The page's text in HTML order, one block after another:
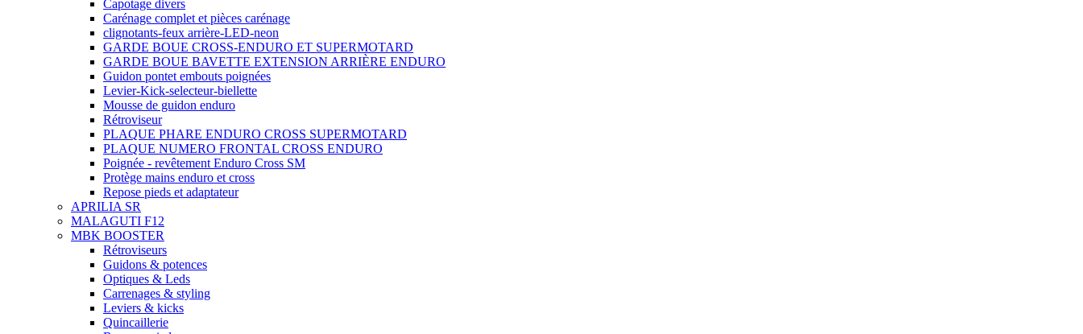
Capotage divers
Carénage complet et pièces carénage
clignotants-feux arrière-LED-neon
GARDE BOUE CROSS-ENDURO ET SUPERMOTARD
GARDE BOUE BAVETTE EXTENSION ARRIÈRE ENDURO
Guidon pontet embouts poignées
Levier-Kick-selecteur-biellette
Mousse de guidon enduro
Rétroviseur
PLAQUE PHARE ENDURO CROSS SUPERMOTARD
PLAQUE NUMERO FRONTAL CROSS ENDURO
Poignée - revêtement Enduro Cross SM
Protège mains enduro et cross
Repose pieds et adaptateur
APRILIA SR
MALAGUTI F12
MBK BOOSTER
Rétroviseurs
Guidons & potences
Optiques & Leds
Carrenages & styling
Leviers & kicks
Quincaillerie